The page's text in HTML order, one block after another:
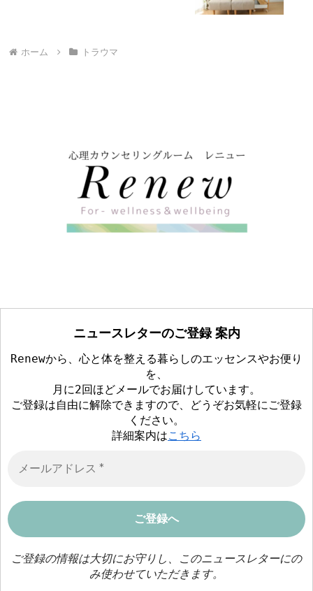
ホーム トラウマ
ニュースレターのご登録 案内
Renewから、心と体を整える暮らしのエッセンスやお便り
を、
月に2回ほどメールでお届けしています。
ご登録は自由に解除できますので、どうぞお気軽にご登録
ください。
詳細案内はこちら
ご登録の情報は大切にお守りし、このニュースレターにの
み使わせていただきます。